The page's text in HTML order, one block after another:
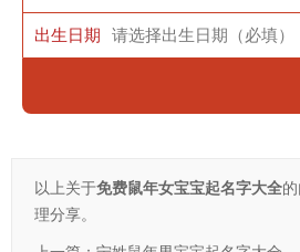
出生日期
以上关于免费鼠年女宝宝起名字大全
理分享。